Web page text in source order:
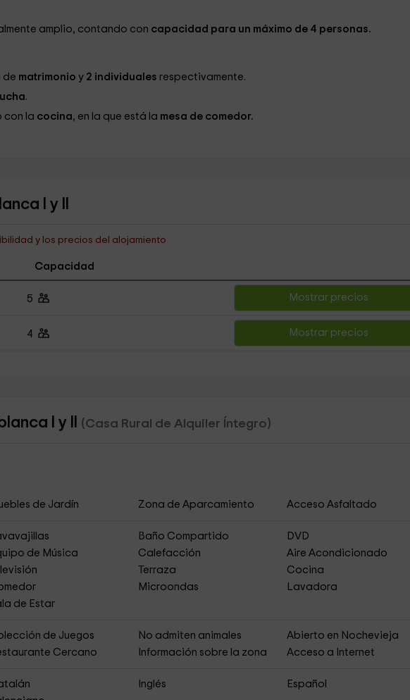
amplio, contando con capacidad para un máximo de 4 personas.
de matrimonio y 2 individuales respectivamente.
.
con la cocina, en la que está la mesa de comedor.
I y II
y los precios del alojamiento
Capacidad
5 Mostrar precios
4 Mostrar precios
I y II (Casa Rural de Alquiler Íntegro)
de Jardín Zona de Aparcamiento Acceso Asfaltado
Baño Compartido
DVD
de Música
Calefacción
Aire Acondicionado
Terraza
Cocina
Microondas
Lavadora
de Estar
de Juegos No admiten animales
Abierto en Nochevieja
Cercano
Información sobre la zona Acceso a Internet
Inglés
Español